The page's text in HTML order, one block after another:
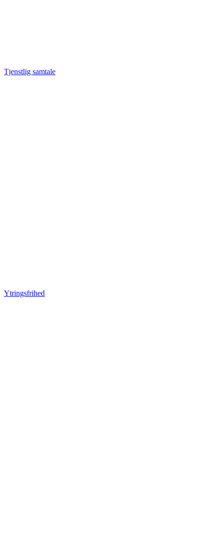
Tjenstlig samtale
Ytringsfrihed